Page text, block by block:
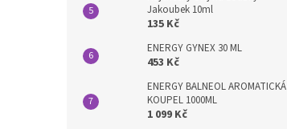
Jakoubek 10ml
135 Kč
ENERGY GYNEX 30 ML
453 Kč
ENERGY BALNEOL AROMATICKÁ
KOUPEL 1000ML
1 099 Kč